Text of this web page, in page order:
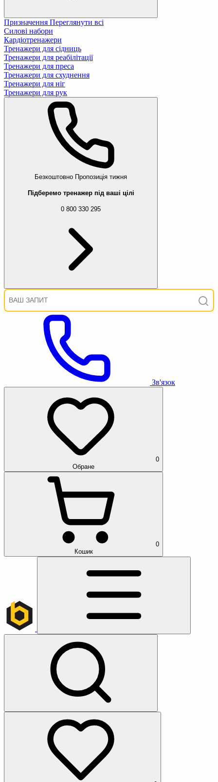
Призначення Переглянути всі
Силові набори
Кардіотренажери
Тренажери для сідниць
Тренажери для реабілітації
Тренажери для преса
Тренажери для схуднення
Тренажери для ніг
Тренажери для рук
Безкоштовно Пропозиція тижня
Підберемо тренажер під ваші цілі
0 800 330 295
Зв'язок
0
Обране
0
Кошик